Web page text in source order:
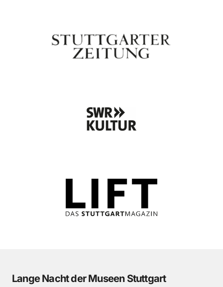
Lange Nacht der Museen Stuttgart